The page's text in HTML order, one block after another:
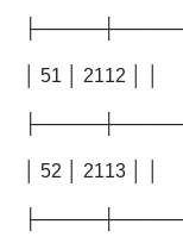
│ 51 │ 2112 │ │
│ 52 │ 2113 │ │